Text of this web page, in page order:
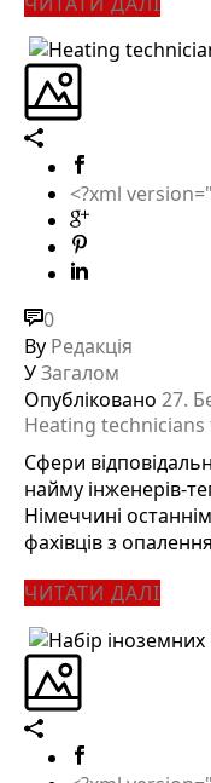
<?xml
0
By Редакція
УЗагалом
Опубліковано 27.
Heating
Сфери
найму інженерів-
Німеччині
фахівців з
ЧИТАТИ ДАЛІ